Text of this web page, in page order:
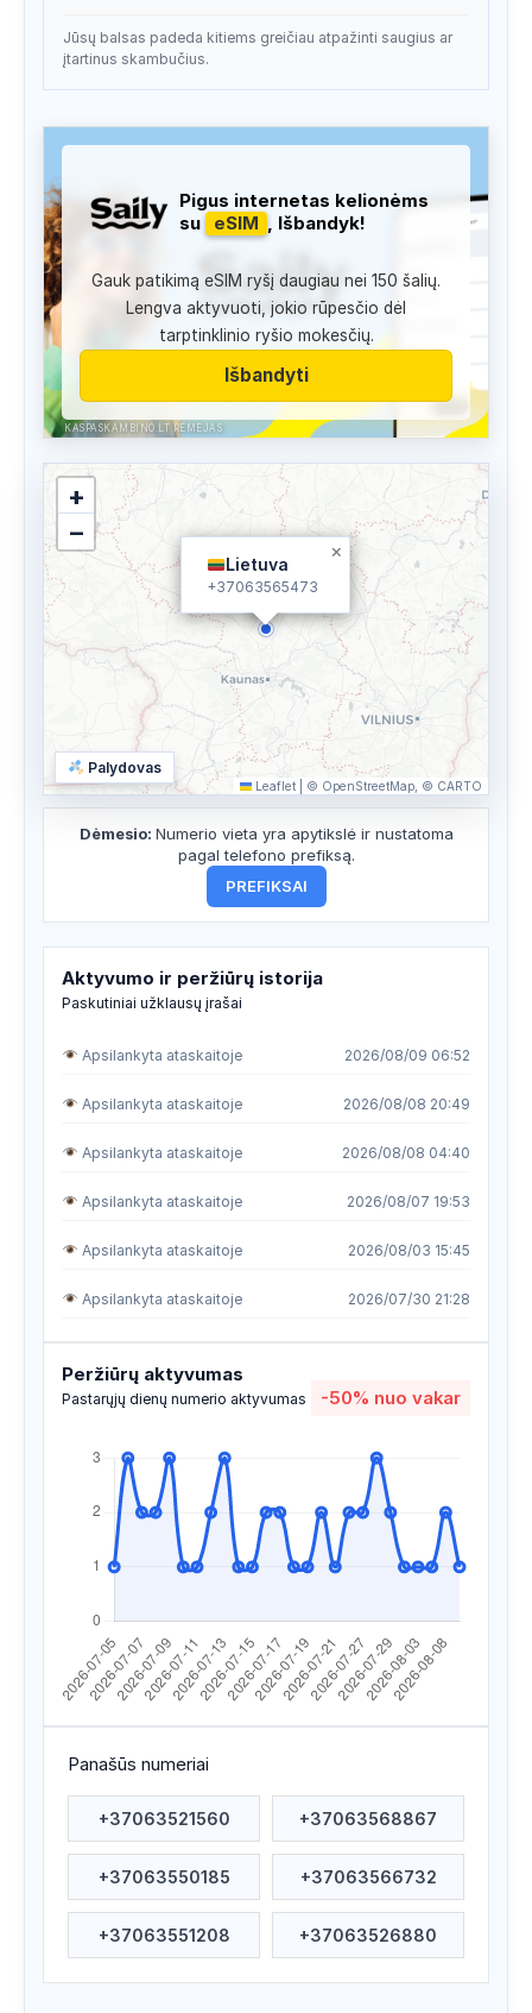
Jūsų balsas padeda kitiems greičiau atpažinti saugius ar
įtartinus skambučius.
KASPASKAMBINO.LT RĖMĖJAS
Pigus internetas kelionėms
su
eSIM , Išbandyk!
Gauk patikimą eSIM ryšį daugiau nei 150 šalių.
Lengva aktyvuoti, jokio rūpesčio dėl
tarptinklinio ryšio mokesčių.
Išbandyti
Lietuva
+37063565473
×
+
−
Leaflet © OpenStreetMap, © CARTO
Palydovas
Dėmesio: Numerio vieta yra apytikslė ir nustatoma
pagal telefono prefiksą.
PREFIKSAI
Aktyvumo ir peržiūrų istorija
Paskutiniai užklausų įrašai
Apsilankyta ataskaitoje 2026/08/09 06:52
Apsilankyta ataskaitoje 2026/08/08 20:49
Apsilankyta ataskaitoje 2026/08/08 04:40
Apsilankyta ataskaitoje 2026/08/07 19:53
Apsilankyta ataskaitoje 2026/08/03 15:45
Apsilankyta ataskaitoje 2026/07/30 21:28
Apsilankyta ataskaitoje 2026/07/29 19:04
Apsilankyta ataskaitoje 2026/07/29 08:37
Apsilankyta ataskaitoje 2026/07/28 03:01
Apsilankyta ataskaitoje 2026/07/28 02:59
Apsilankyta ataskaitoje 2026/07/27 12:58
Apsilankyta ataskaitoje 2026/07/22 19:34
Apsilankyta ataskaitoje 2026/07/20 06:26
Apsilankyta ataskaitoje 2026/07/19 11:49
Apsilankyta ataskaitoje 2026/07/18 23:55
Peržiūrų aktyvumas
Pastarųjų dienų numerio aktyvumas -50% nuo vakar
Panašūs numeriai
+37063521560 +37063568867
+37063550185 +37063566732
+37063551208 +37063526880